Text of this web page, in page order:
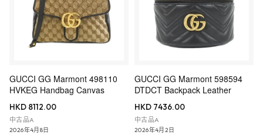
GUCCI GG Marmont 498110
HVKEG Handbag Canvas
HKD 8112.00
中古品A
2026年4月8日
GUCCI GG Marmont 598594
DTDCT Backpack Leather
HKD 7436.00
中古品A
2026年4月2日